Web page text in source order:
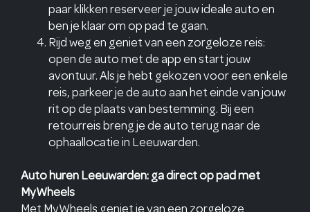
paar klikken reserveer je jouw ideale auto en
ben je klaar om op pad te gaan.
Rijd weg en geniet van een zorgeloze reis:
open de auto met de app en start jouw
avontuur. Als je hebt gekozen voor een enkele
reis, parkeer je de auto aan het einde van jouw
rit op de plaats van bestemming. Bij een
retourreis breng je de auto terug naar de
ophaallocatie in Leeuwarden.
Auto huren Leeuwarden: ga direct op pad met
MyWheels
Met MyWheels geniet je van een zorgeloze